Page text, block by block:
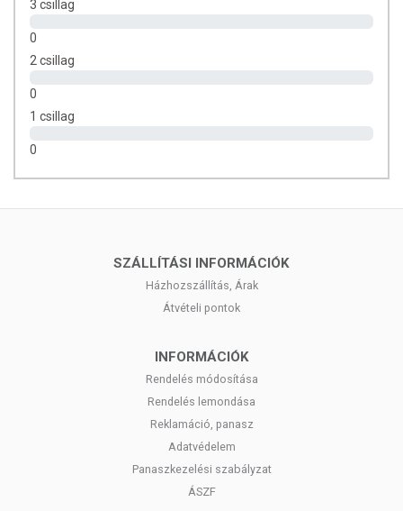
3 csillag
0
2 csillag
0
1 csillag
0
SZÁLLÍTÁSI INFORMÁCIÓK
Házhozszállítás, Árak
Átvételi pontok
INFORMÁCIÓK
Rendelés módosítása
Rendelés lemondása
Reklamáció, panasz
Adatvédelem
Panaszkezelési szabályzat
ÁSZF